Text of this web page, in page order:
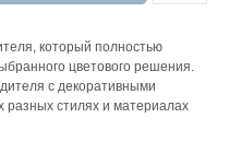
который полностью
цветового решения.
с декоративными
стилях и материалах